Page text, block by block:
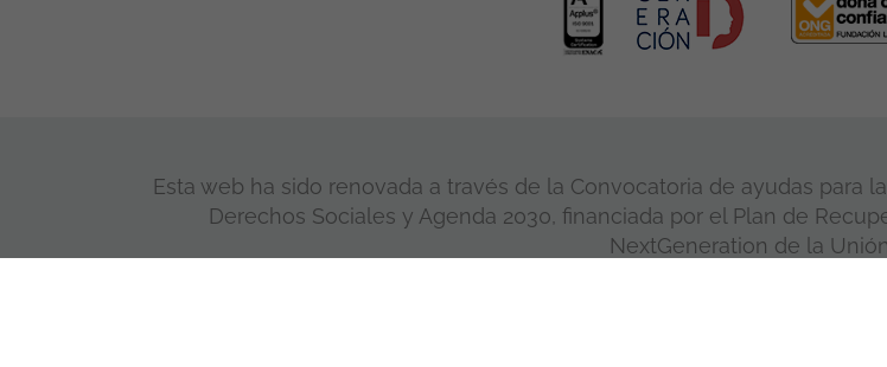
Esta web ha sido renovada a través de la Convocatoria de ayudas para
Derechos Sociales y Agenda 2030, financiada por el Plan de
NextGeneration de la